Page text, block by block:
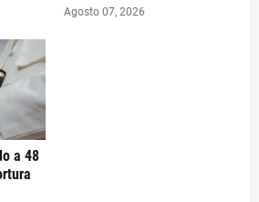
Agosto 07, 2026
a 48